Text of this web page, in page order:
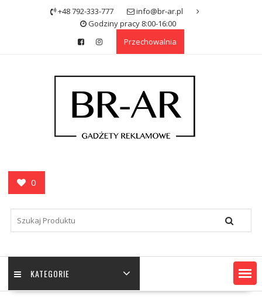
+48 792-333-777
info@br-ar.pl
Godziny pracy 8:00-16:00
Przechowalnia
0
KATEGORIE